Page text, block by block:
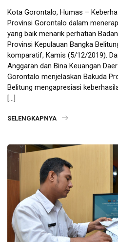
Kota Gorontalo, Humas –
Provinsi Gorontalo dalam
yang baik menarik perhatian
Provinsi Kepulauan Bangka
komparatif, Kamis (5/12/2019).
Anggaran dan Bina Keuangan
Gorontalo menjelaskan Bakuda
Belitung mengapresiasi
[…]
SELENGKAPNYA